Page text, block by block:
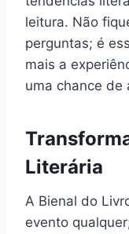
leitura. Não
perguntas; é
mais a
uma chance de
Literária
A Bienal do
evento